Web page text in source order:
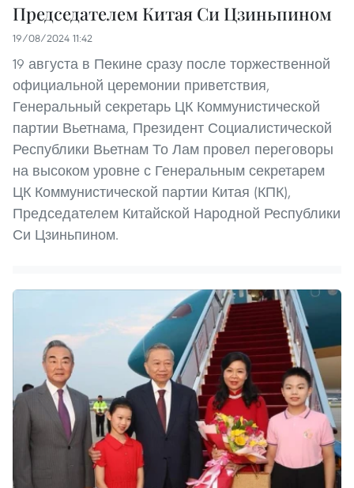
Председателем Китая Си Цзиньпином
19/08/2024 11:42
19 августа в Пекине сразу после торжественной
официальной церемонии приветствия,
Генеральный секретарь ЦК Коммунистической
партии Вьетнама, Президент Социалистической
Республики Вьетнам То Лам провел переговоры
на высоком уровне с Генеральным секретарем
ЦК Коммунистической партии Китая (КПК),
Председателем Китайской Народной Республики
Си Цзиньпином.